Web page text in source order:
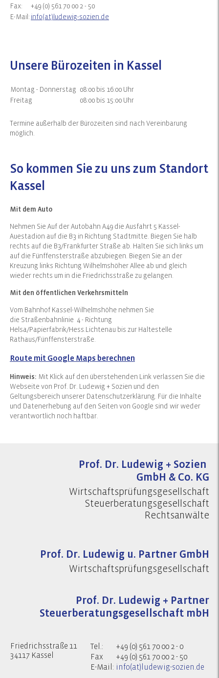
Fax:
+49 (0) 561 70 00 2 - 50
E-Mail: info(at)ludewig-sozien.de
Unsere Bürozeiten in Kassel
Montag - Donnerstag 08:00 bis 16:00 Uhr
Freitag
08:00 bis 15:00 Uhr
Termine außerhalb der Bürozeiten sind nach Vereinbarung
möglich.
So kommen Sie zu uns zum Standort
Kassel
Mit dem Auto
Nehmen Sie Auf der Autobahn A49 die Ausfahrt 5 Kassel-
Auestadion auf die B3 in Richtung Stadtmitte. Biegen Sie halb
rechts auf die B3/Frankfurter Straße ab. Halten Sie sich links um
auf die Fünffensterstraße abzubiegen. Biegen Sie an der
Kreuzung links Richtung Wilhelmshöher Allee ab und gleich
wieder rechts um in die Friedrichsstraße zu gelangen.
Mit den öffentlichen Verkehrsmitteln
Vom Bahnhof Kassel-Wilhelmshöhe nehmen Sie
die Straßenbahnlinie 4 - Richtung
Helsa/Papierfabrik/Hess.Lichtenau bis zur Haltestelle
Rathaus/Fünffensterstraße.
Route mit Google Maps berechnen
Hinweis: Mit Klick auf den überstehenden Link verlassen Sie die
Webseite von Prof. Dr. Ludewig + Sozien und den
Geltungsbereich unserer Datenschutzerklärung. Für die Inhalte
und Datenerhebung auf den Seiten von Google sind wir weder
verantwortlich noch haftbar.
Prof. Dr. Ludewig + Sozien
GmbH & Co. KG
Wirtschaftsprüfungsgesellschaft
Steuerberatungsgesellschaft
Rechtsanwälte
Prof. Dr. Ludewig u. Partner GmbH
Wirtschaftsprüfungsgesellschaft
Prof. Dr. Ludewig + Partner
Steuerberatungsgesellschaft mbH
Friedrichsstraße 11
34117 Kassel
Tel.:
+49 (0) 561 70 00 2 - 0
Fax
+49 (0) 561 70 00 2 - 50
E-Mail: info(at)ludewig-sozien.de